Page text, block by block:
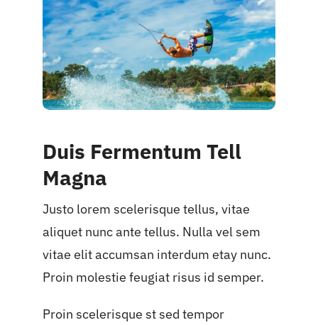
Duis Fermentum Tell
Magna
Justo lorem scelerisque tellus, vitae
aliquet nunc ante tellus. Nulla vel sem
vitae elit accumsan interdum etay nunc.
Proin molestie feugiat risus id semper.
Proin scelerisque st sed tempor